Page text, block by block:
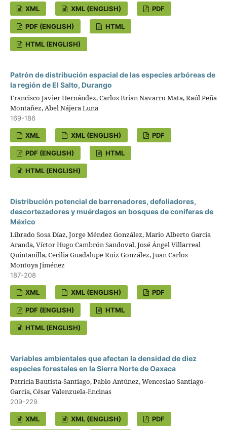
XML XML (ENGLISH) PDF
PDF (ENGLISH) HTML
HTML (ENGLISH)
Patrón de distribución espacial de las especies arbóreas de
la región de El Salto, Durango
Francisco Javier Hernández, Carlos Brian Navarro Mata, Raúl Peña
Montañez, Abel Nájera Luna
169-186
XML XML (ENGLISH) PDF
PDF (ENGLISH) HTML
HTML (ENGLISH)
Distribución potencial de barrenadores, defoliadores,
descortezadores y muérdagos en bosques de coníferas de
México
Librado Sosa Díaz, Jorge Méndez González, Mario Alberto García
Aranda, Víctor Hugo Cambrón Sandoval, José Ángel Villarreal
Quintanilla, Cecilia Guadalupe Ruiz González, Juan Carlos
Montoya Jiménez
187-208
XML XML (ENGLISH) PDF
PDF (ENGLISH) HTML
HTML (ENGLISH)
Variables ambientales que afectan la densidad de diez
especies forestales en la Sierra Norte de Oaxaca
Patricia Bautista-Santiago, Pablo Antúnez, Wenceslao Santiago-
García, César Valenzuela-Encinas
209-229
XML XML (ENGLISH) PDF